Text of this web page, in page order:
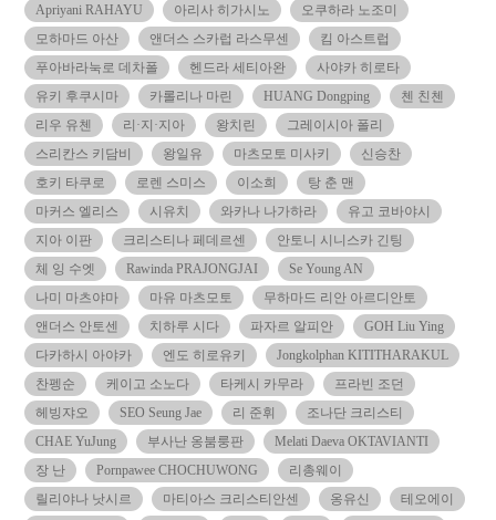
Apriyani RAHAYU
아리사 히가시노
오쿠하라 노조미
모하마드 아산
앤더스 스카럽 라스무센
킴 아스트럽
푸아바라눅로 데차폴
헨드라 세티아완
사야카 히로타
유키 후쿠시마
카롤리나 마린 HUANG Dongping
첸 친첸
리우 유첸
리·지·지아 왕치린
그레이시아 폴리
스리칸스 키담비
왕일유 마츠모토 미사키
신승찬
호키 타쿠로
로렌 스미스 이소희
탕 춘 맨
마커스 엘리스
시유치 와카나 나가하라
유고 코바야시
지아 이판
크리스티나 페데르센
안토니 시니스카 긴팅
체 잉 수엣
Rawinda PRAJONGJAI
Se Young AN
나미 마츠야마
마유 마츠모토
무하마드 리안 아르디안토
앤더스 안토센
치하루 시다 파자르 알피안
GOH Liu Ying
다카하시 아야카
엔도 히로유키
Jongkolphan KITITHARAKUL
찬펭순
케이고 소노다 타케시 카무라
프라빈 조던
헤빙쟈오
SEO Seung Jae 리 준휘
조나단 크리스티
CHAE YuJung
부사난 옹붐룽판
Melati Daeva OKTAVIANTI
장 난
Pornpawee CHOCHUWONG
리총웨이
릴리야나 낫시르
마티아스 크리스티안센 옹유신
테오에이